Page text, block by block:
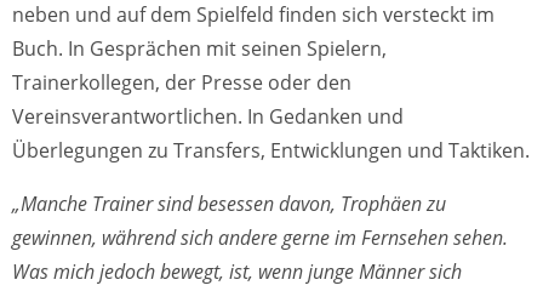
neben und auf dem Spielfeld finden sich versteckt im
Buch. In Gesprächen mit seinen Spielern,
Trainerkollegen, der Presse oder den
Vereinsverantwortlichen. In Gedanken und
Überlegungen zu Transfers, Entwicklungen und Taktiken.
„Manche Trainer sind besessen davon, Trophäen zu
gewinnen, während sich andere gerne im Fernsehen sehen.
Was mich jedoch bewegt, ist, wenn junge Männer sich